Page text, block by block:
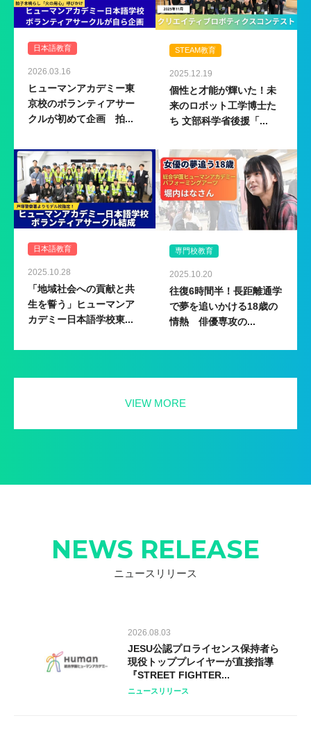
日本語教育
2026.03.16
ヒューマンアカデミー東
京校のボランティアサー
クルが初めて企画 拍...
STEAM教育
2025.12.19
個性と才能が輝いた！未
来のロボット工学博士た
ち 文部科学省後援「...
日本語教育
2025.10.28
「地域社会への貢献と共
生を誓う」ヒューマンア
カデミー日本語学校東...
専門校教育
2025.10.20
往復6時間半！長距離通学
で夢を追いかける18歳の
情熱 俳優専攻の...
VIEW MORE
NEWS RELEASE
ニュースリリース
2026.08.03
JESU公認プロライセンス保持者ら
現役トッププレイヤーが直接指導
『STREET FIGHTER...
ニュースリリース